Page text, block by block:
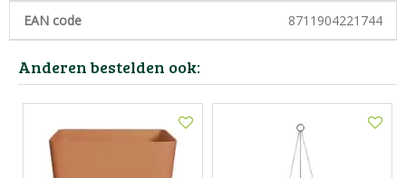
EAN code 8711904221744
Anderen bestelden ook: